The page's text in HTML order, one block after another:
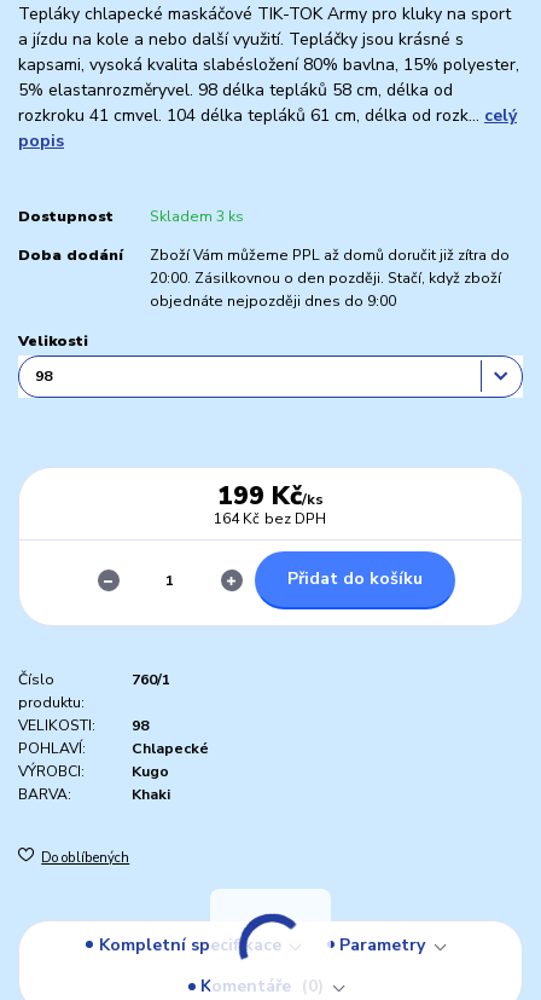
Tepláky chlapecké maskáčové TIK-TOK Army pro kluky na sport
a jízdu na kole a nebo další využití. Tepláčky jsou krásné s
kapsami, vysoká kvalita slabésložení 80% bavlna, 15% polyester,
5% elastanrozměryvel. 98 délka tepláků 58 cm, délka od
rozkroku 41 cmvel. 104 délka tepláků 61 cm, délka od rozk... celý
popis
Dostupnost Skladem 3 ks
Doba dodání
Zboží Vám můžeme PPL až domů doručit již zítra do
20:00. Zásilkovnou o den později. Stačí, když zboží
objednáte nejpozději dnes do 9:00
Velikosti
199 Kč/ks
164 Kč bez DPH
Přidat do košíku
Číslo
produktu:
760/1
VELIKOSTI:
98
POHLAVÍ:
Chlapecké
VÝROBCI:
Kugo
BARVA:
Khaki
Do oblíbených
Kompletní specifikace
Parametry
Komentáře
0